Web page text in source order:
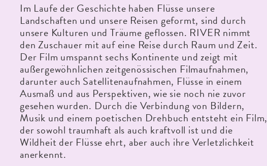
Im Laufe der Geschichte haben Flüsse unsere
Landschaften und unsere Reisen geformt, sind durch
unsere Kulturen und Träume geflossen. RIVER nimmt
den Zuschauer mit auf eine Reise durch Raum und Zeit.
Der Film umspannt sechs Kontinente und zeigt mit
außergewöhnlichen zeitgenössischen Filmaufnahmen,
darunter auch Satellitenaufnahmen, Flüsse in einem
Ausmaß und aus Perspektiven, wie sie noch nie zuvor
gesehen wurden. Durch die Verbindung von Bildern,
Musik und einem poetischen Drehbuch entsteht ein Film,
der sowohl traumhaft als auch kraftvoll ist und die
Wildheit der Flüsse ehrt, aber auch ihre Verletzlichkeit
anerkennt.